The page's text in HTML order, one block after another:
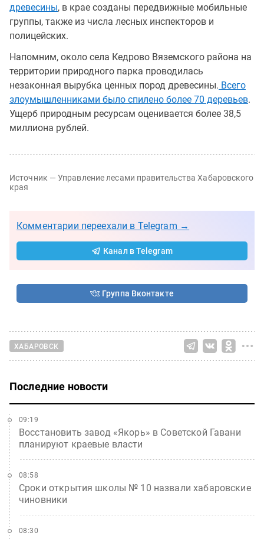
древесины, в крае созданы передвижные мобильные
группы, также из числа лесных инспекторов и
полицейских.
Напомним, около села Кедрово Вяземского района на
территории природного парка проводилась
незаконная вырубка ценных пород древесины. Всего
злоумышленниками было спилено более 70 деревьев.
Ущерб природным ресурсам оценивается более 38,5
миллиона рублей.
Источник — Управление лесами правительства Хабаровского
края
Комментарии переехали в Telegram →
Канал в Telegram
Группа Вконтакте
ХАБАРОВСК
Последние новости
Восстановить завод «Якорь» в Советской Гавани
планируют краевые власти
09:19
Сроки открытия школы № 10 назвали хабаровские
чиновники
08:58
08:30